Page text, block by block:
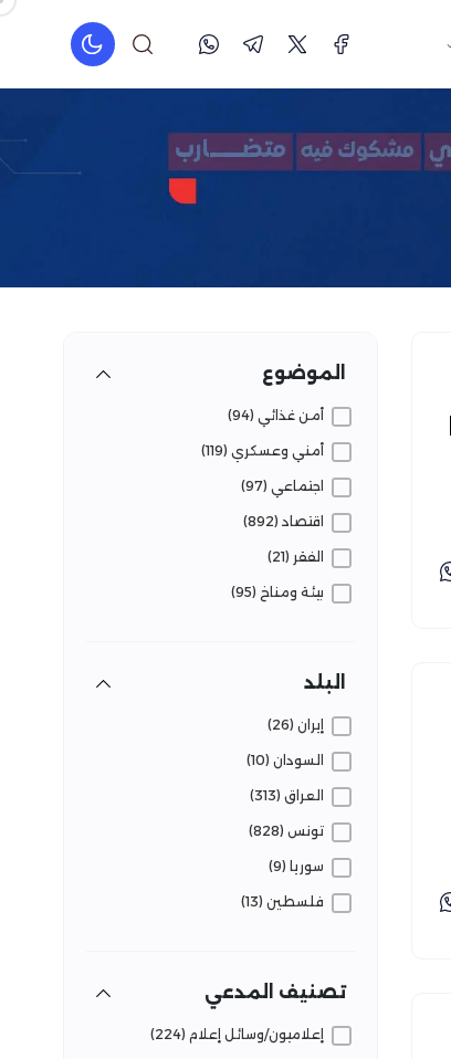
الموضوع
أمن غذائي (94)
أمني وعسكري (119)
اجتماعي (97)
اقتصاد (892)
الفقر (21)
بيئة ومناخ (95)
حوكمة (98)
دين (20)
رياضة (40)
زراعة (101)
سكان (214)
سياحة وآثار (49)
صحة (170)
البلد
إيران (26)
السودان (10)
العراق (313)
تونس (828)
سوريا (9)
فلسطين (13)
تصنيف المدعي
إعلاميون/وسائل إعلام (224)